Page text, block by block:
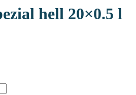
hell 20×0.5 l